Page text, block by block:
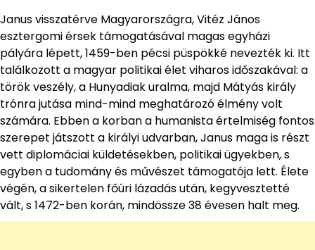
Janus visszatérve Magyarországra, Vitéz János
esztergomi érsek támogatásával magas egyházi
pályára lépett, 1459-ben pécsi püspökké nevezték ki. Itt
találkozott a magyar politikai élet viharos időszakával: a
török veszély, a Hunyadiak uralma, majd Mátyás király
trónra jutása mind-mind meghatározó élmény volt
számára. Ebben a korban a humanista értelmiség fontos
szerepet játszott a királyi udvarban, Janus maga is részt
vett diplomáciai küldetésekben, politikai ügyekben, s
egyben a tudomány és művészet támogatója lett. Élete
végén, a sikertelen főúri lázadás után, kegyvesztetté
vált, s 1472-ben korán, mindössze 38 évesen halt meg.